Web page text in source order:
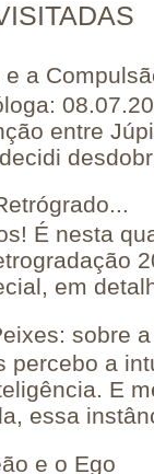
a
entre
É nesta
em
sobre
percebo a
E
essa
e o Ego